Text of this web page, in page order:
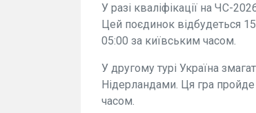
У разі кваліфікації на ЧС-
Цей поєдинок відбудеться
05:00 за київським часом.
У другому турі Україна
Нідерландами. Ця гра
часом.